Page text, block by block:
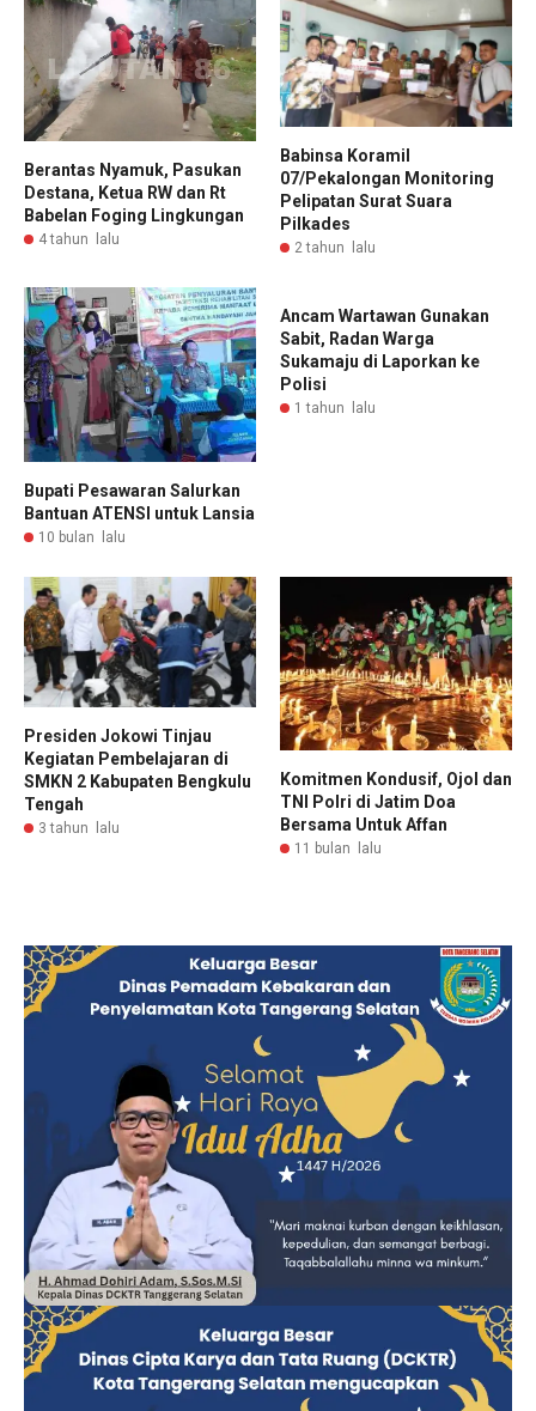
Berantas Nyamuk, Pasukan
Destana, Ketua RW dan Rt
Babelan Foging Lingkungan
4 tahun lalu
Babinsa Koramil
07/Pekalongan Monitoring
Pelipatan Surat Suara
Pilkades
2 tahun lalu
Bupati Pesawaran Salurkan
Bantuan ATENSI untuk Lansia
10 bulan lalu
Ancam Wartawan Gunakan
Sabit, Radan Warga
Sukamaju di Laporkan ke
Polisi
1 tahun lalu
Presiden Jokowi Tinjau
Kegiatan Pembelajaran di
SMKN 2 Kabupaten Bengkulu
Tengah
3 tahun lalu
Komitmen Kondusif, Ojol dan
TNI Polri di Jatim Doa
Bersama Untuk Affan
11 bulan lalu